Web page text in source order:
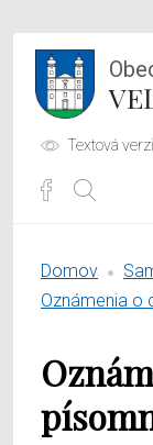
Textová
Samospráva
O obci
Domov
Oznámenia o